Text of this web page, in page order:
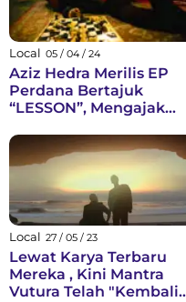
Local 05 / 04 / 24
Aziz Hedra Merilis EP
Perdana Bertajuk
“LESSON”, Mengajak
Masalah Cinta
Local 27 / 05 / 23
Lewat Karya Terbaru
Mereka , Kini Mantra
Vutura Telah "Kembali"